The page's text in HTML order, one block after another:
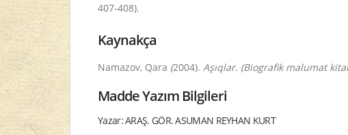
407-408).
Kaynakça
Namazov, Qara (2004). Aşıqlar. (Biografik malumat
Madde Yazım Bilgileri
Yazar: ARAŞ. GÖR. ASUMAN REYHAN KURT